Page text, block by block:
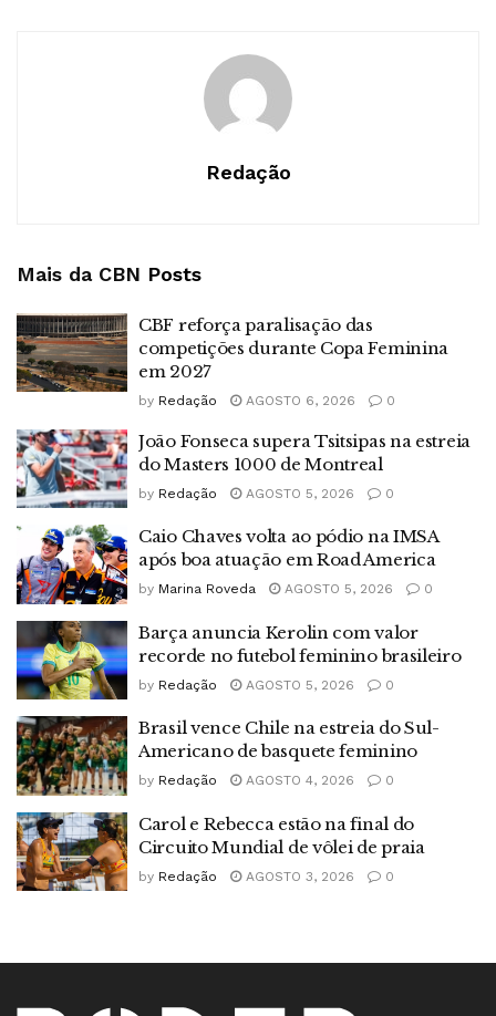
Redação
Mais da CBN Posts
CBF reforça paralisação das
competições durante Copa Feminina
em 2027
by Redação AGOSTO 6, 2026 0
João Fonseca supera Tsitsipas na estreia
do Masters 1000 de Montreal
by Redação AGOSTO 5, 2026 0
Caio Chaves volta ao pódio na IMSA
após boa atuação em Road America
by Marina Roveda AGOSTO 5, 2026 0
Barça anuncia Kerolin com valor
recorde no futebol feminino brasileiro
by Redação AGOSTO 5, 2026 0
Brasil vence Chile na estreia do Sul-
Americano de basquete feminino
by Redação AGOSTO 4, 2026 0
Carol e Rebecca estão na final do
Circuito Mundial de vôlei de praia
by Redação AGOSTO 3, 2026 0